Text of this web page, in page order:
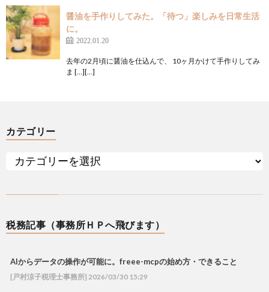
醤油を手作りしてみた。「待つ」楽しみを日常生活
に。
2022.01.20
去年の2月頃に醤油を仕込んで、 10ヶ月かけて手作りしてみ
ま […][…]
カテゴリー
税務記事（事務所ＨＰへ飛びます）
AIからデータの操作が可能に。freee-mcpの始め方・できること
[戸村涼子税理士事務所] 2026/03/30 15:29